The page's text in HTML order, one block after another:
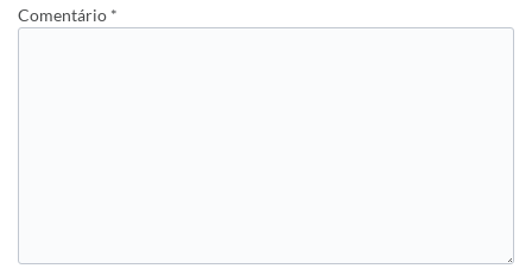
Comentário *